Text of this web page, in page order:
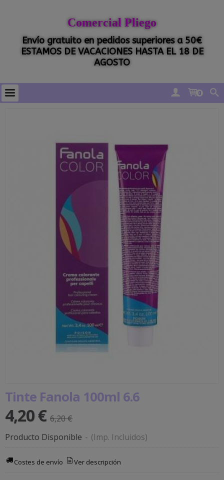
Comercial Pliego
Envío gratuito en pedidos superiores a 50€
ESTAMOS DE VACACIONES HASTA EL 18 DE
AGOSTO
0
Tinte Fanola 100ml 6.6
4,20 € 6,20 €
Producto Disponible - (Imp. Incluidos)
Costes de envío Ver descripción